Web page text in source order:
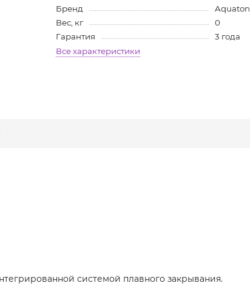
Бренд
Aquaton
Вес, кг
0
Гарантия
3 года
Все характеристики
системой плавного закрывания.